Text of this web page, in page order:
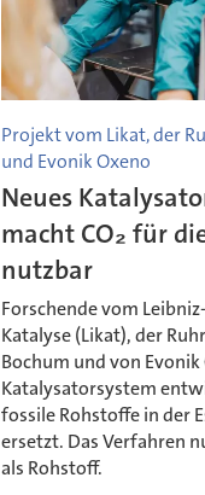
Projekt vom Likat, der
und Evonik Oxeno
Neues
macht CO₂ für
nutzbar
Forschende vom
Katalyse (Likat), der
Bochum und von
Katalysatorsystem
fossile Rohstoffe in der
ersetzt. Das Verfahren
als Rohstoff.